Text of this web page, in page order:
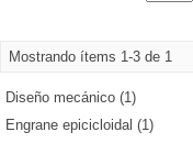
Mostrando ítems 1-3 de 1
Diseño mecánico (1)
Engrane epicicloidal (1)